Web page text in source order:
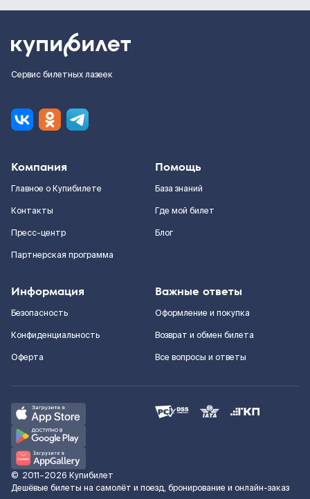
Сервис билетных лазеек
Компания
Главное о Купибилете
Контакты
Пресс-центр
Партнерская программа
Помощь
База знаний
Где мой билет
Блог
Информация
Безопасность
Конфиденциальность
Оферта
Важные ответы
Оформление и покупка
Возврат и обмен билета
Все вопросы и ответы
© 2011–2026 Купибилет
Дешёвые билеты на самолёт и поезд, бронирование и онлайн-заказ